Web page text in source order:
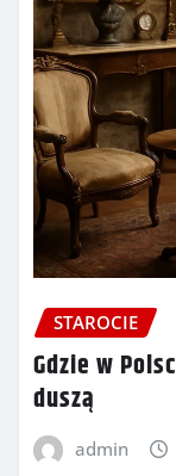
STAROCIE
Gdzie w
duszą
admin